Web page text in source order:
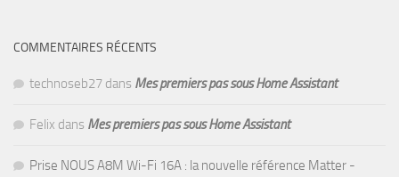
COMMENTAIRES RÉCENTS
technoseb27 dans Mes premiers pas sous Home Assistant
Felix dans Mes premiers pas sous Home Assistant
Prise NOUS A8M Wi-Fi 16A : la nouvelle référence Matter -